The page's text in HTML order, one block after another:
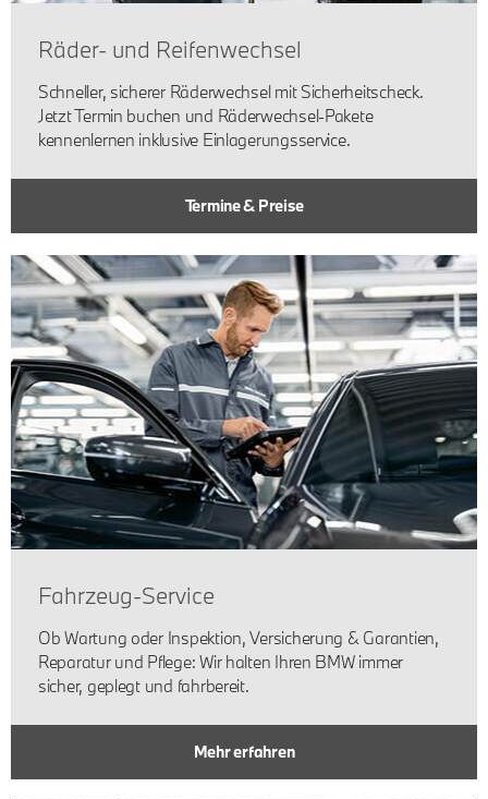
DER NEUE BMW IX3. JETZT BEI UNS.
Mehr erfahren
Räder- und Reifenwechsel
Schneller, sicherer Räderwechsel mit Sicherheitscheck.
Jetzt Termin buchen und Räderwechsel-Pakete
kennenlernen inklusive Einlagerungsservice.
Termine & Preise
Fahrzeug-Service
Ob Wartung oder Inspektion, Versicherung & Garantien,
Reparatur und Pflege: Wir halten Ihren BMW immer
sicher, geplegt und fahrbereit.
Mehr erfahren